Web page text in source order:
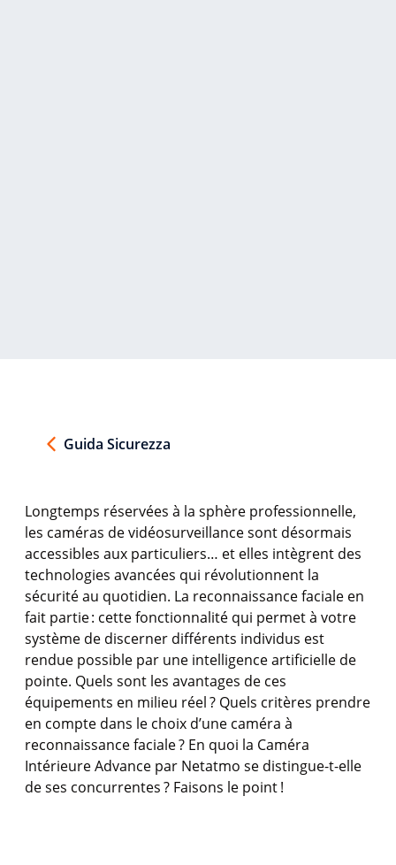
Guida Sicurezza
Longtemps réservées à la sphère professionnelle,
les caméras devidéosurveillancesont désormais
accessibles aux particuliers… et elles intègrent des
technologies avancées qui révolutionnent la
sécuritéau quotidien. La reconnaissancefaciale en
fait partie: cettefonctionnalité qui permetà votre
système de discerner différents individus est
rendue possible par une intelligenceartificielle de
pointe. Quels sont les avantages de ces
équipements en milieu réel? Quels critères prendre
en compte dans le choix d’une caméra à
reconnaissancefaciale? En quoi la Caméra
IntérieureAdvance par Netatmo se distingue-t-elle
deses concurrentes? Faisons le point !